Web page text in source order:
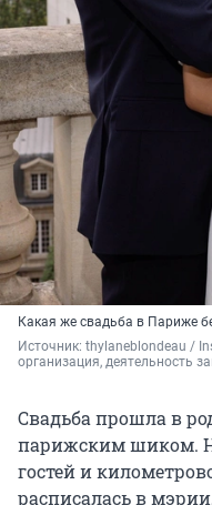
Какая же свадьба в Париже
Источник: thylaneblondeau /
организация, деятельность
Свадьба прошла в
парижским шиком.
гостей и
расписалась в